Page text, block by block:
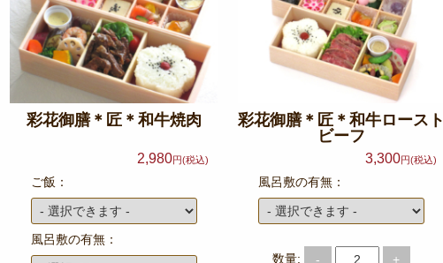
彩花御膳＊匠＊和牛焼肉
2,980円(税込)
ご飯：
風呂敷の有無：
彩花御膳＊匠＊和牛ロースト
ビーフ
3,300円(税込)
風呂敷の有無：
数量: - +